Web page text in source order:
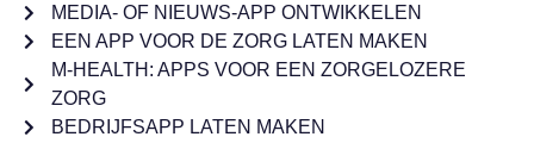
MEDIA- OF NIEUWS-APP ONTWIKKELEN
EEN APP VOOR DE ZORG LATEN MAKEN
M-HEALTH: APPS VOOR EEN ZORGELOZERE
ZORG
BEDRIJFSAPP LATEN MAKEN